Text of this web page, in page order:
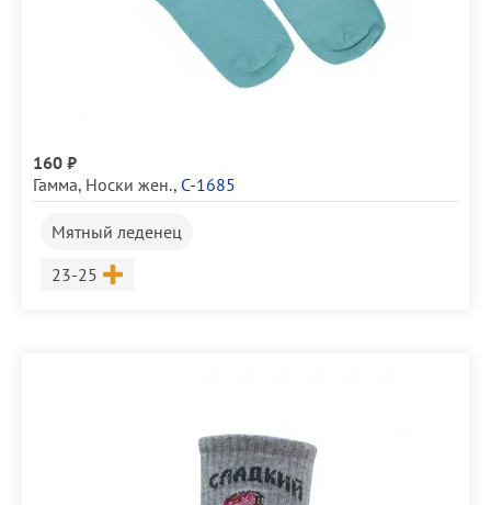
160 ₽
Гамма, Носки жен., С-1685
Мятный леденец
Размер
23-25